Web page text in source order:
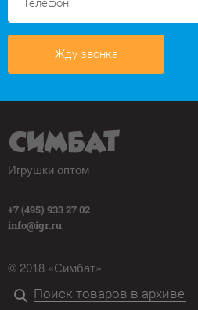
Жду звонка
Игрушки оптом
+7 (495) 933 27 02
info@igr.ru
© 2018 «Симбат»